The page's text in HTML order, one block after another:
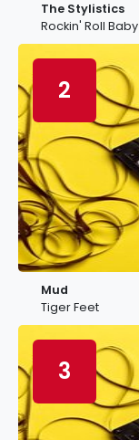
The Stylistics
Rockin' Roll Baby
2
Mud
Tiger Feet
3